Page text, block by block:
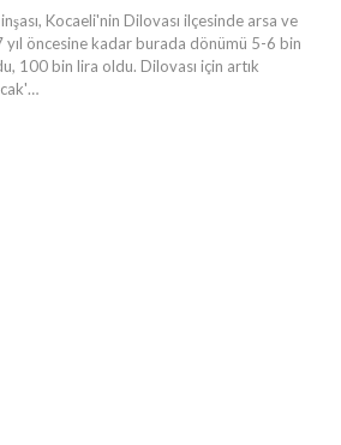
Kocaeli'nin Dilovası ilçesinde arsa ve
yıl öncesine kadar burada dönümü 5-6 bin
100 bin lira oldu. Dilovası için artık